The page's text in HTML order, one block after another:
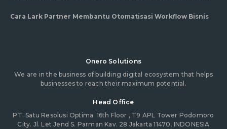
Cara Lark Partner Membantu Otomatisasi Workflow Bisnis
Onero Solutions
We are in the business of building digital ecosystem that helps
businesses to reach their maximum potential.
Head Office
PT. Satu Resolusi Optima 16th Floor , T9 APL Tower Podomoro
City. Jl. Let Jend S. Parman Kav. 28 Jakarta 11470, INDONESIA